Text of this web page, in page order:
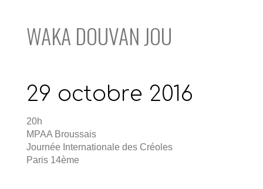
WAKA DOUVAN JOU
29 octobre 2016
20h
MPAA Broussais
Journée Internationale des Créoles
Paris 14ème